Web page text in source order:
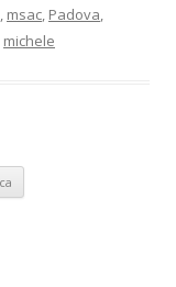
, msac, Padova,
michele